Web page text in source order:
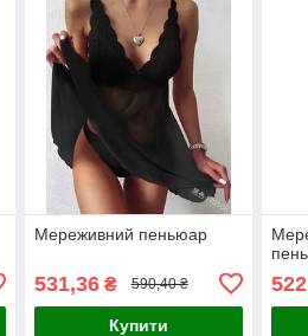
Мереживний пеньюар
531,36₴ 590,40 ₴
Купити